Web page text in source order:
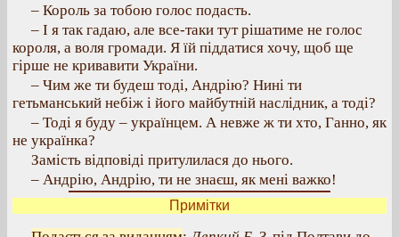
– Король за тобою голос подасть.
– І я так гадаю, але все-таки тут рішатиме не голос
короля, а воля громади. Я їй піддатися хочу, щоб ще
гірше не кривавити України.
– Чим же ти будеш тоді, Андрію? Нині ти
гетьманський небіж і його майбутній наслідник, а тоді?
– Тоді я буду – українцем. А невже ж ти хто, Ганно, як
не українка?
Замість відповіді притулилася до нього.
– Андрію, Андрію, ти не знаєш, як мені важко!
Примітки